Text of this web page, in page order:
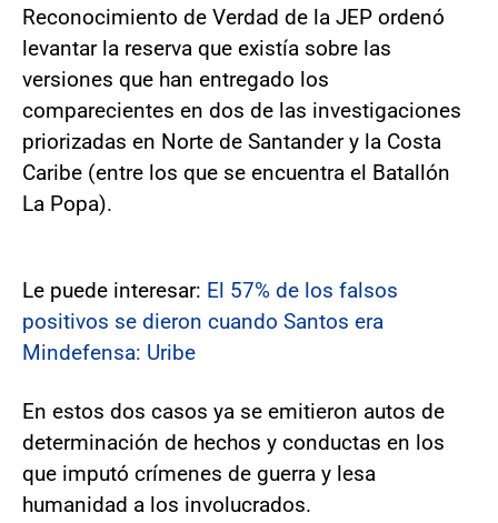
Reconocimiento de Verdad de la JEP ordenó
levantar la reserva que existía sobre las
versiones que han entregado los
comparecientes en dos de las investigaciones
priorizadas en Norte de Santander y la Costa
Caribe (entre los que se encuentra el Batallón
La Popa).
Le puede interesar: El 57% de los falsos
positivos se dieron cuando Santos era
Mindefensa: Uribe
En estos dos casos ya se emitieron autos de
determinación de hechos y conductas en los
que imputó crímenes de guerra y lesa
humanidad a los involucrados.